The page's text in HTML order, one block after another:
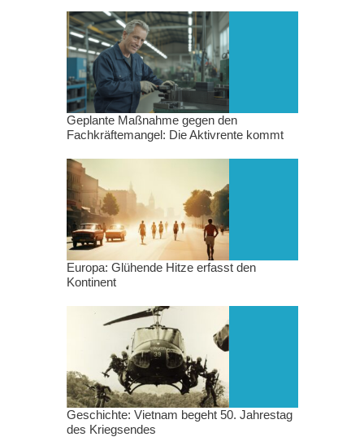
Geplante Maßnahme gegen den
Fachkräftemangel: Die Aktivrente kommt
Europa: Glühende Hitze erfasst den
Kontinent
Geschichte: Vietnam begeht 50. Jahrestag
des Kriegsendes